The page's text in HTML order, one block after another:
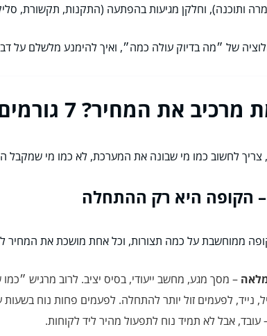
ותוכנה), וחלקן מגיעות בהפתעה (התקנות, תקשורת,
של ״מה בדיוק עולה כמה״, ואיך להימנע מלשלם על
המחיר? 7 גורמים שמזיזים את המחוג
צריך לחשוב כמו מי שבונה את המערכת, לא כמו מי
ממוחשבת על כמה תצורות, וכל אחת מושכת את המחיר
– מסך מגע, מחשב ייעודי, בסיס יציב. לרוב מרגיש
נייד, לפעמים זול יותר להתחלה. לפעמים פחות נוח בשעות
עובד, אבל לא תמיד נוח לתפעול מהיר ליד לקוחות.